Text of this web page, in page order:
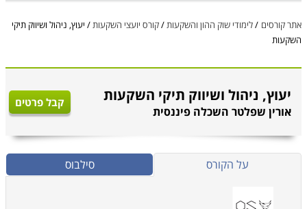
אתר קורסים /לימודי שוק ההון והשקעות/קורס יועצי השקעות/ יעוץ, ניהול ושיווק תיקי
השקעות
יעוץ, ניהול ושיווק תיקי השקעות
אורין שפלטר השכלה פיננסית
קבל פרטים
על הקורס סילבוס